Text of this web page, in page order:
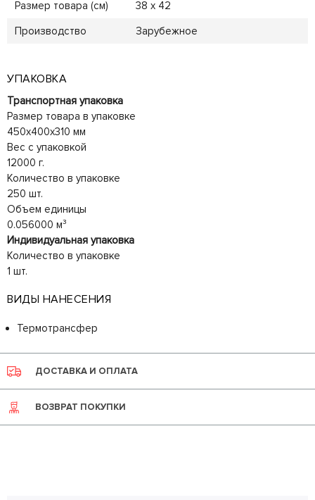
Размер товара (см)
38 х 42
Производство
Зарубежное
УПАКОВКА
Транспортная упаковка
Размер товара в упаковке
450x400x310 мм
Вес с упаковкой
12000 г.
Количество в упаковке
250 шт.
Объем единицы
0.056000 м³
Индивидуальная упаковка
Количество в упаковке
1 шт.
ВИДЫ НАНЕСЕНИЯ
Термотрансфер
ДОСТАВКА И ОПЛАТА
ВОЗВРАТ ПОКУПКИ